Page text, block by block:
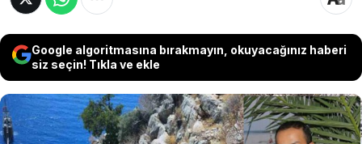
Google algoritmasına bırakmayın, okuyacağınız haberi
siz seçin! Tıkla ve ekle